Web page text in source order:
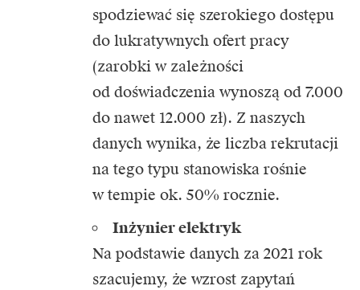
spodziewać się szerokiego dostępu
do lukratywnych ofert pracy
(zarobki w zależności
od doświadczenia wynoszą od 7.000
do nawet 12.000 zł). Z naszych
danych wynika, że liczba rekrutacji
na tego typu stanowiska rośnie
w tempie ok. 50% rocznie.
Inżynier elektryk
Na podstawie danych za 2021 rok
szacujemy, że wzrost zapytań